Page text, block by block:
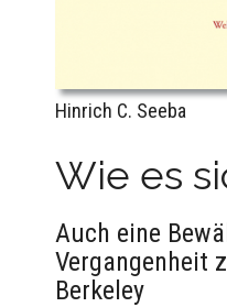
Hinrich C. Seeba
Wie es
Auch eine
Vergangenheit
Berkeley